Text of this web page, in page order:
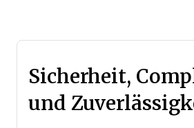
Sicherheit,
und